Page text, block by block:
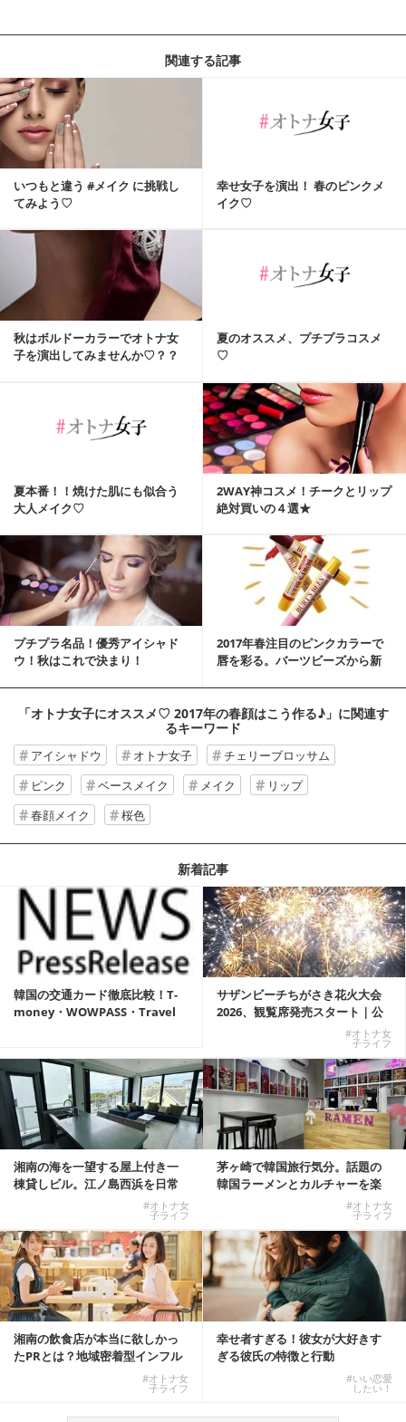
関連する記事
いつもと違う #メイク に挑戦し
てみよう♡
幸せ女子を演出！ 春のピンクメ
イク♡
秋はボルドーカラーでオトナ女
子を演出してみませんか♡？？
夏のオススメ、プチプラコスメ
♡
夏本番！！焼けた肌にも似合う
大人メイク♡
2WAY神コスメ！チークとリップ
絶対買いの４選★
プチプラ名品！優秀アイシャド
ウ！秋はこれで決まり！
2017年春注目のピンクカラーで
唇を彩る。バーツビーズから新
「オトナ女子にオススメ♡ 2017年の春顔はこう作る♪」 に関連す
るキーワード
アイシャドウ オトナ女子
チェリーブロッサム
ピンク
ベースメイク メイク
リップ
春顔メイク
桜色
新着記事
韓国の交通カード徹底比較！T-
money・WOWPASS・Travel
サザンビーチちがさき花火大会
2026、観覧席発売スタート｜公
#オトナ女
子ライフ
湘南の海を一望する屋上付き一
棟貸しビル。江ノ島西浜を日常
#オトナ女
子ライフ
茅ヶ崎で韓国旅行気分。話題の
韓国ラーメンとカルチャーを楽
#オトナ女
子ライフ
湘南の飲食店が本当に欲しかっ
たPRとは？地域密着型インフル
#オトナ女
子ライフ
幸せ者すぎる！彼女が大好きす
ぎる彼氏の特徴と行動
#いい恋愛
したい！